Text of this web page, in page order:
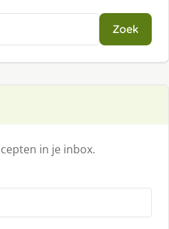
Zoek
in je inbox.